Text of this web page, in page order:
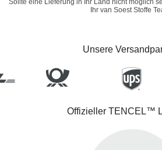
Ihr van Soest Stoffe
Unsere
Offizieller TENCEL™